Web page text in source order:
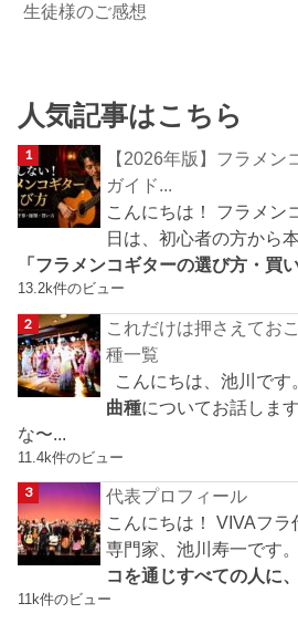
生徒様のご感想
人気記事はこちら
【2026年版】フラメ
ガイド...
こんにちは！ フラメン
日は、初心者の方から
「フラメンコギターの選び方・買い
13.2k件のビュー
これだけは押さえてお
種一覧
こんにちは、池川です
曲種についてお話しま
な〜...
11.4k件のビュー
代表プロフィール
こんにちは！ VIVAフ
専門家、池川寿一です
コを通じすべての人に
11k件のビュー